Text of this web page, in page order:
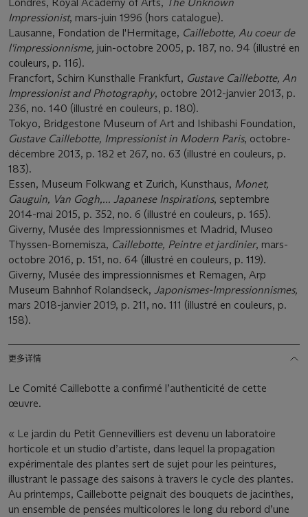
Londres, Royal Academy of Arts, The Unknown
Impressionist, mars-juin 1996 (hors catalogue).
Lausanne, Fondation de l'Hermitage, Caillebotte, Au coeur de
l'impressionnisme, juin-octobre 2005, p. 187, no. 94 (illustré en
couleurs, p. 116).
Francfort, Schirn Kunsthalle Frankfurt, Gustave Caillebotte, An
Impressionist and Photography, octobre 2012-janvier 2013, p.
236, no. 140 (illustré en couleurs, p. 180).
Tokyo, Bridgestone Museum of Art and Ishibashi Foundation,
Gustave Caillebotte, Impressionist in Modern Paris, octobre-
décembre 2013, p. 182 et 267, no. 63 (illustré en couleurs, p.
183).
Essen, Museum Folkwang et Zurich, Kunsthaus, Monet,
Gauguin, Van Gogh,... Japanese Inspirations, septembre
2014-mai 2015, p. 352, no. 6 (illustré en couleurs, p. 165).
Giverny, Musée des Impressionnismes et Madrid, Museo
Thyssen-Bornemisza, Caillebotte, Peintre et jardinier, mars-
octobre 2016, p. 151, no. 64 (illustré en couleurs, p. 119).
Giverny, Musée des impressionnismes et Remagen, Arp
Museum Bahnhof Rolandseck, Japonismes-Impressionnismes,
mars 2018-janvier 2019, p. 211, no. 111 (illustré en couleurs, p.
158).
更多详情
Le Comité Caillebotte a confirmé l’authenticité de cette
œuvre.
« Le jardin du Petit Gennevilliers est devenu un laboratoire
horticole et un studio d’artiste, dans lequel la propagation
expérimentale des plantes sert de sujet pour les peintures,
illustrant le passage des saisons à travers le cycle des plantes.
Au printemps, Caillebotte peignait des bouquets de jacinthes,
un ensemble de pensées multicolores le long du rebord d’une